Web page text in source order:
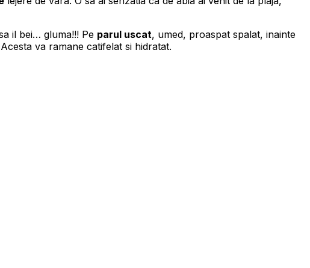
il bei… gluma!!! Pe parul uscat, umed, proaspat spalat, inainte
va ramane catifelat si hidratat.